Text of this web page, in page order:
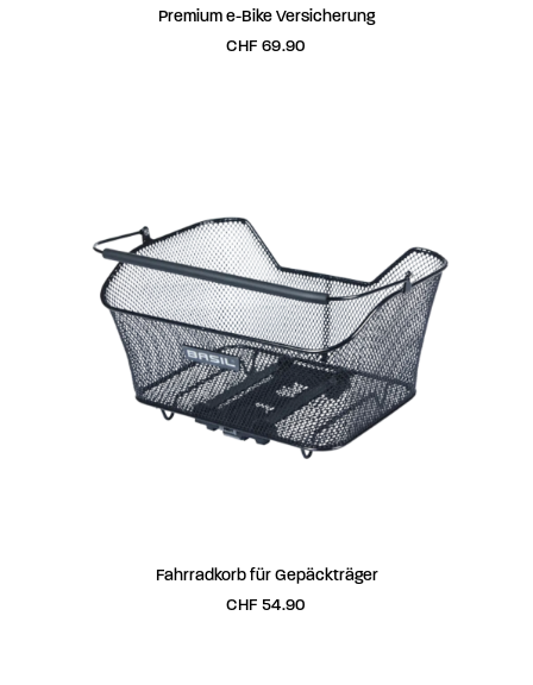
IN DEN WARENKORB
Premium e-Bike Versicherung
CHF 69.90
IN DEN WARENKORB
Fahrradkorb für Gepäckträger
CHF 54.90